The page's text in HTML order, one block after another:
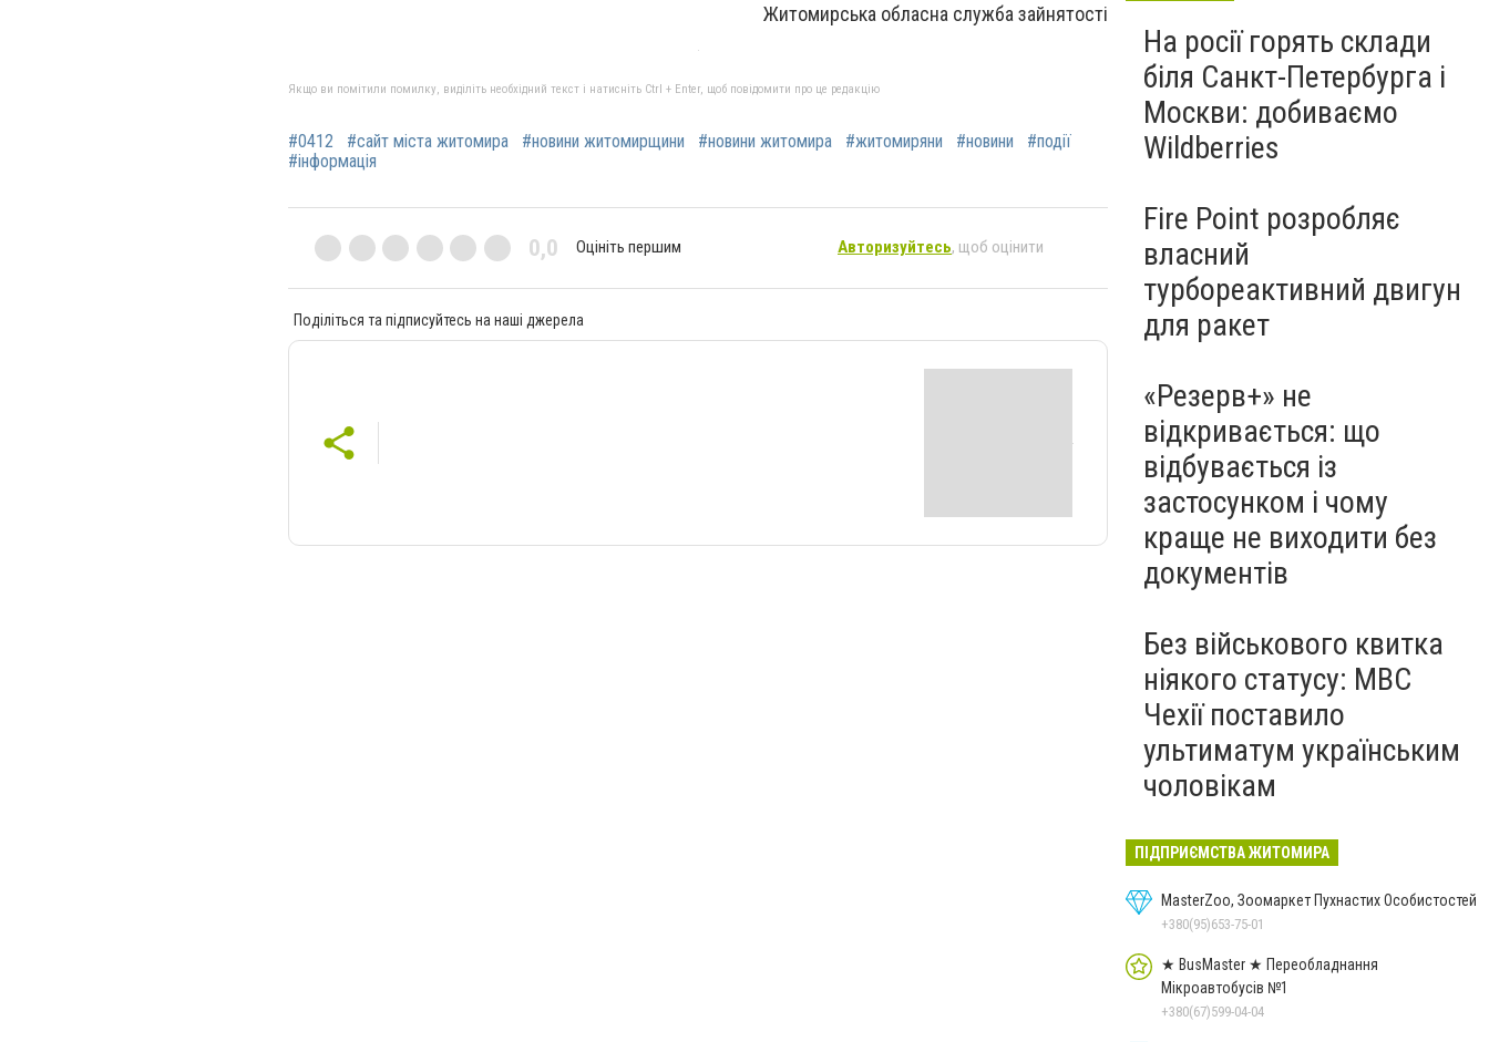
Житомирська обласна служба зайнятості
Якщо ви помітили помилку, виділіть необхідний текст і натисніть Ctrl + Enter, щоб повідомити про це редакцію
#0412 #сайт міста житомира #новини житомирщини #новини житомира #житомиряни #новини
#події
#інформація
0,0 Оцініть першим Авторизуйтесь, щоб оцінити
Поділіться та підписуйтесь на наші джерела
На росії горять склади
біля Санкт-Петербурга і
Москви: добиваємо
Wildberries
Fire Point розробляє
власний
турбореактивний двигун
для ракет
«Резерв+» не
відкривається: що
відбувається із
застосунком і чому
краще не виходити без
документів
Без військового квитка
ніякого статусу: МВС
Чехії поставило
ультиматум українським
чоловікам
ПІДПРИЄМСТВА ЖИТОМИРА
MasterZoo, Зоомаркет Пухнастих Особистостей
+380(95)653-75-01
★ BusMaster ★ Переобладнання
Мікроавтобусів №1
+380(67)599-04-04